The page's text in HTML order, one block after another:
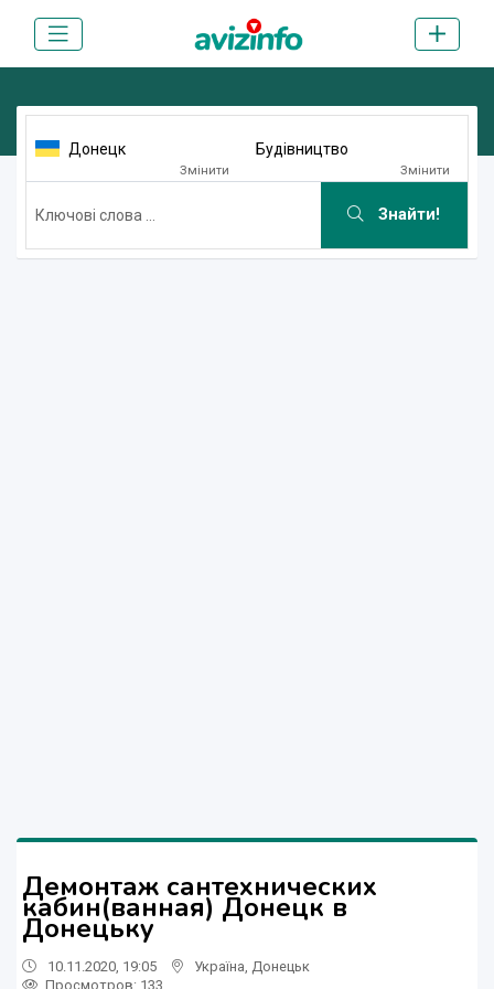
Донецк
Змінити
Будівництво
Змінити
Знайти!
Демонтаж сантехнических
кабин(ванная) Донецк в
Донецьку
10.11.2020, 19:05 Україна Донецьк
Просмотров: 133